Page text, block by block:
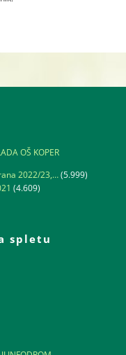
OŠ KOPER
2022/23,…(5.999)
(4.609)
spletu